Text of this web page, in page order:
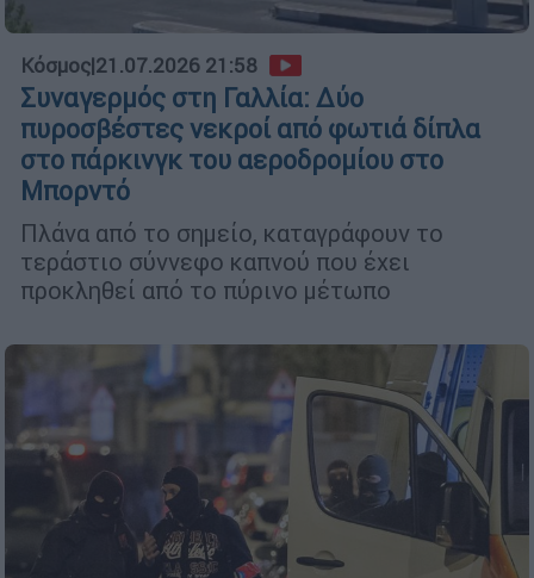
Κόσμος|21.07.2026 21:58
Συναγερμός στη Γαλλία: Δύο
πυροσβέστες νεκροί από φωτιά δίπλα
στο πάρκινγκ του αεροδρομίου στο
Μπορντό
Πλάνα από το σημείο, καταγράφουν το
τεράστιο σύννεφο καπνού που έχει
προκληθεί από το πύρινο μέτωπο